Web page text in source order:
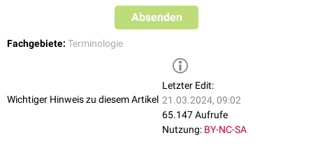
Absenden
Fachgebiete: Terminologie
Wichtiger Hinweis zu diesem Artikel
Letzter Edit:
21.03.2024, 09:02
65.147 Aufrufe
Nutzung: BY-NC-SA